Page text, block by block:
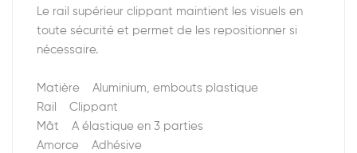
Le rail supérieur clippant maintient les visuels en
toute sécurité et permet de les repositionner si
nécessaire.
Matière Aluminium, embouts plastique
Rail Clippant
Mât A élastique en 3 parties
Amorce Adhésive